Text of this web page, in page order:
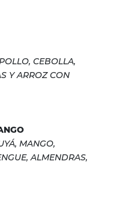
CEBOLLA,
Y ARROZ CON
MANGO,
ALMENDRAS,